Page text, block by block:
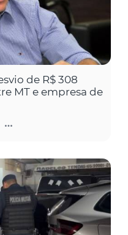
de R$ 308
MT e empresa de